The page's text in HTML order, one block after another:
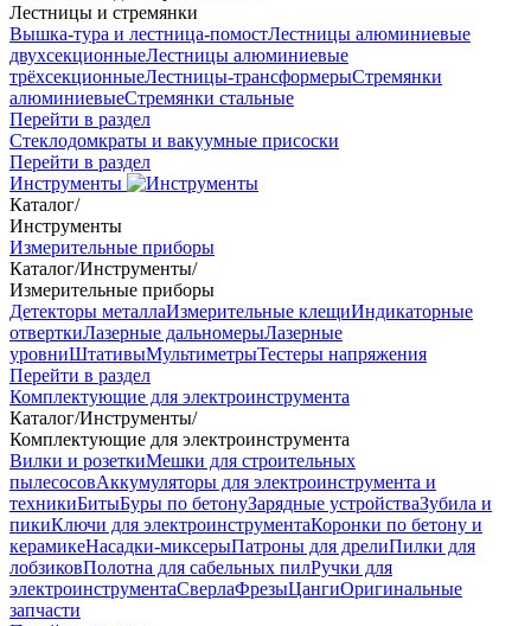
Лестницы и стремянки
Вышка-тура и лестница-помостЛестницы алюминиевые
двухсекционныеЛестницы алюминиевые
трёхсекционныеЛестницы-трансформерыСтремянки
алюминиевыеСтремянки стальные
Перейти в раздел
Стеклодомкраты и вакуумные присоски
Перейти в раздел
Инструменты
Каталог/
Инструменты
Измерительные приборы
Каталог/Инструменты/
Измерительные приборы
Детекторы металлаИзмерительные клещиИндикаторные
отверткиЛазерные дальномерыЛазерные
уровниШтативыМультиметрыТестеры напряжения
Перейти в раздел
Комплектующие для электроинструмента
Каталог/Инструменты/
Комплектующие для электроинструмента
Вилки и розеткиМешки для строительных
пылесосовАккумуляторы для электроинструмента и
техникиБитыБуры по бетонуЗарядные устройстваЗубила и
пикиКлючи для электроинструментаКоронки по бетону и
керамикеНасадки-миксерыПатроны для дрелиПилки для
лобзиковПолотна для сабельных пилРучки для
электроинструментаСверлаФрезыЦангиОригинальные
запчасти